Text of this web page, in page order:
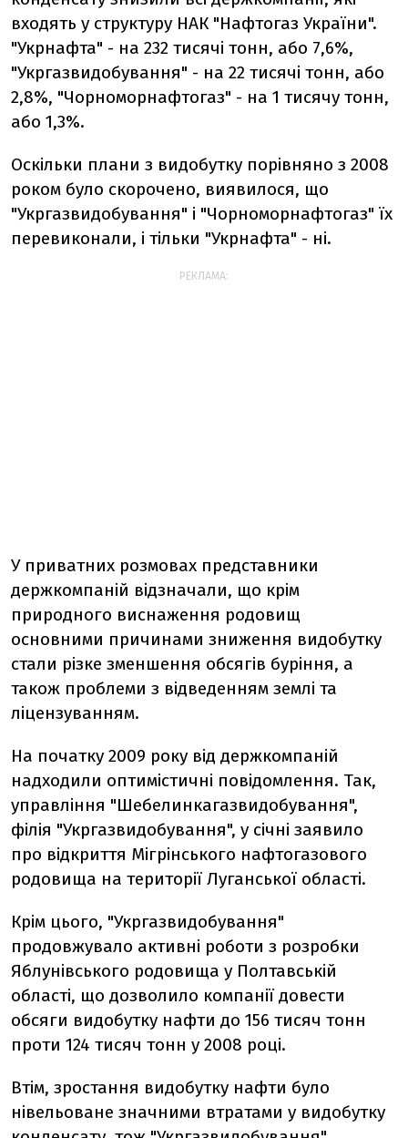
входять у структуру НАК "Нафтогаз України".
"Укрнафта" - на 232 тисячі тонн, або 7,6%,
"Укргазвидобування" - на 22 тисячі тонн, або
2,8%, "Чорноморнафтогаз" - на 1 тисячу тонн,
або 1,3%.
Оскільки плани з видобутку порівняно з 2008
роком було скорочено, виявилося, що
"Укргазвидобування" і "Чорноморнафтогаз" їх
перевиконали, і тільки "Укрнафта" - ні.
РЕКЛАМА:
У приватних розмовах представники
держкомпаній відзначали, що крім
природного виснаження родовищ
основними причинами зниження видобутку
стали різке зменшення обсягів буріння, а
також проблеми з відведенням землі та
ліцензуванням.
На початку 2009 року від держкомпаній
надходили оптимістичні повідомлення. Так,
управління "Шебелинкагазвидобування",
філія "Укргазвидобування", у січні заявило
про відкриття Мігрінського нафтогазового
родовища на території Луганської області.
Крім цього, "Укргазвидобування"
продовжувало активні роботи з розробки
Яблунівського родовища у Полтавській
області, що дозволило компанії довести
обсяги видобутку нафти до 156 тисяч тонн
проти 124 тисяч тонн у 2008 році.
Втім, зростання видобутку нафти було
нівельоване значними втратами у видобутку